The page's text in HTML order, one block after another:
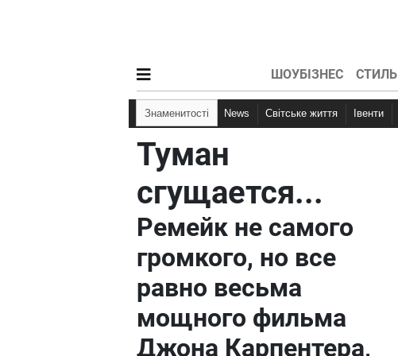
ШОУБІЗНЕС СТИЛЬ
Знаменитості News Світське життя Івенти
Туман
сгущается...
Ремейк не самого
громкого, но все
равно весьма
мощного фильма
Джона Карпентера,